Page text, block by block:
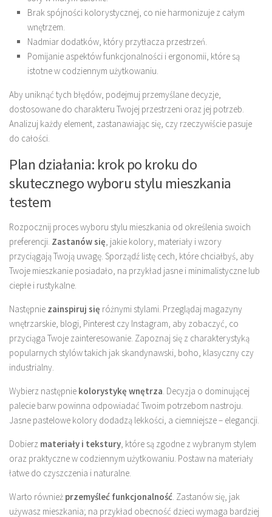
Brak spójności kolorystycznej, co nie harmonizuje z całym
wnętrzem.
Nadmiar dodatków, który przytłacza przestrzeń.
Pomijanie aspektów funkcjonalności i ergonomii, które są
istotne w codziennym użytkowaniu.
Aby uniknąć tych błędów, podejmuj przemyślane decyzje,
dostosowane do charakteru Twojej przestrzeni oraz jej potrzeb.
Analizuj każdy element, zastanawiając się, czy rzeczywiście pasuje
do całości.
Plan działania: krok po kroku do
skutecznego wyboru stylu mieszkania
testem
Rozpocznij proces wyboru stylu mieszkania od określenia swoich
preferencji. Zastanów się , jakie kolory, materiały i wzory
przyciągają Twoją uwagę. Sporządź listę cech, które chciałbyś, aby
Twoje mieszkanie posiadało, na przykład jasne i minimalistyczne lub
ciepłe i rustykalne.
Następnie zainspiruj się różnymi stylami. Przeglądaj magazyny
wnętrzarskie, blogi, Pinterest czy Instagram, aby zobaczyć, co
przyciąga Twoje zainteresowanie. Zapoznaj się z charakterystyką
popularnych stylów takich jak skandynawski, boho, klasyczny czy
industrialny.
Wybierz następnie kolorystykę wnętrza . Decyzja o dominującej
palecie barw powinna odpowiadać Twoim potrzebom nastroju.
Jasne pastelowe kolory dodadzą lekkości, a ciemniejsze – elegancji.
Dobierz materiały i tekstury , które są zgodne z wybranym stylem
oraz praktyczne w codziennym użytkowaniu. Postaw na materiały
łatwe do czyszczenia i naturalne.
Warto również przemyśleć funkcjonalność . Zastanów się, jak
używasz mieszkania; na przykład obecność dzieci wymaga bardziej